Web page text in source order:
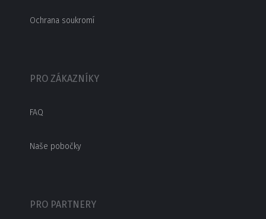
Ochrana soukromí
PRO ZÁKAZNÍKY
FAQ
Naše pobočky
PRO PARTNERY